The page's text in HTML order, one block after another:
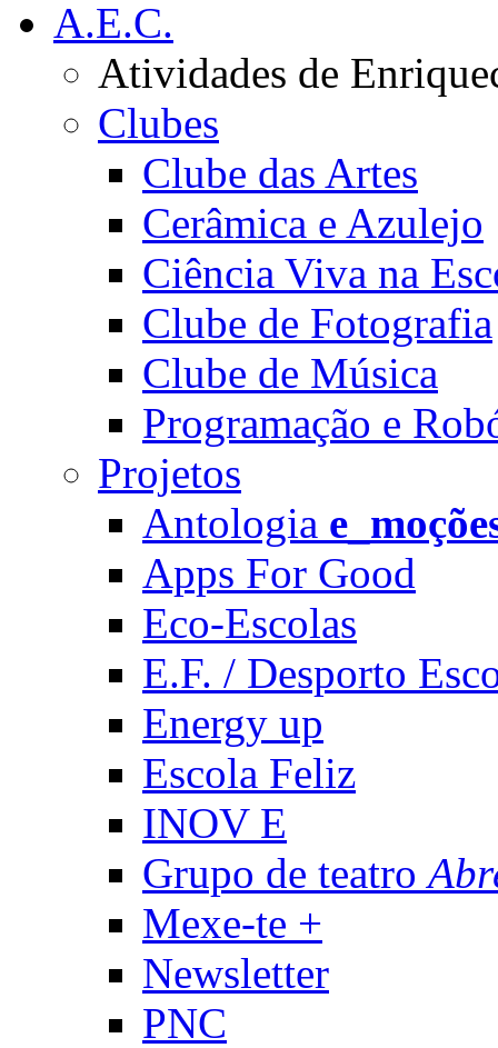
A.E.C.
Atividades de
Clubes
Clube das Artes
Cerâmica e Azulejo
Ciência Viva na
Clube de Fotografia
Clube de Música
Programação e
Projetos
Antologia
Apps For Good
Eco-Escolas
E.F. / Desporto
Energy up
Escola Feliz
INOV E
Grupo de teatro
Mexe-te +
Newsletter
PNC